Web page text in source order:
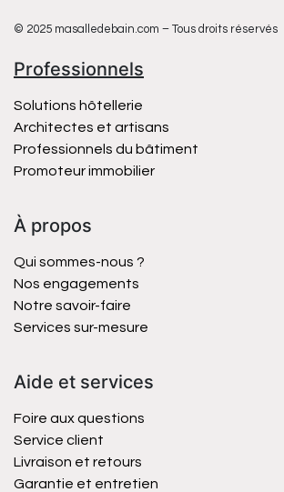
© 2025 masalledebain.com – Tous droits réservés
Professionnels
Solutions hôtellerie
Architectes et artisans
Professionnels du bâtiment
Promoteur immobilier
À propos
Qui sommes-nous ?
Nos engagements
Notre savoir-faire
Services sur-mesure
Aide et services
Foire aux questions
Service client
Livraison et retours
Garantie et entretien